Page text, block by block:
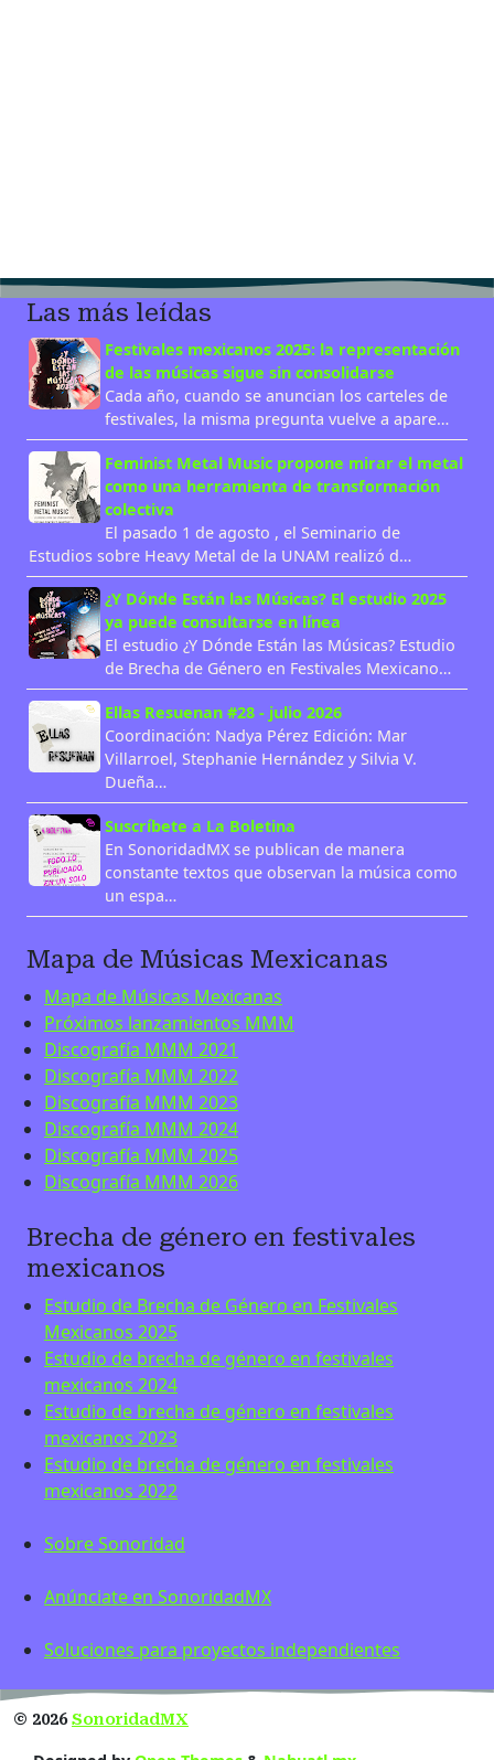
Las más leídas
Festivales mexicanos 2025: la representación
de las músicas sigue sin consolidarse
Cada año, cuando se anuncian los carteles de
festivales, la misma pregunta vuelve a apare…
Feminist Metal Music propone mirar el metal
como una herramienta de transformación
colectiva
El pasado 1 de agosto , el Seminario de
Estudios sobre Heavy Metal de la UNAM realizó d…
¿Y Dónde Están las Músicas? El estudio 2025
ya puede consultarse en línea
El estudio ¿Y Dónde Están las Músicas? Estudio
de Brecha de Género en Festivales Mexicano…
Ellas Resuenan #28 - julio 2026
Coordinación: Nadya Pérez Edición: Mar
Villarroel, Stephanie Hernández y Silvia V.
Dueña…
Suscríbete a La Boletina
En SonoridadMX se publican de manera
constante textos que observan la música como
un espa…
Mapa de Músicas Mexicanas
Mapa de Músicas Mexicanas
Próximos lanzamientos MMM
Discografía MMM 2021
Discografía MMM 2022
Discografía MMM 2023
Discografía MMM 2024
Discografía MMM 2025
Discografía MMM 2026
Brecha de género en festivales
mexicanos
Estudio de Brecha de Género en Festivales
Mexicanos 2025
Estudio de brecha de género en festivales
mexicanos 2024
Estudio de brecha de género en festivales
mexicanos 2023
Estudio de brecha de género en festivales
mexicanos 2022
Sobre Sonoridad
Anúnciate en SonoridadMX
Soluciones para proyectos independientes
© 2026 SonoridadMX